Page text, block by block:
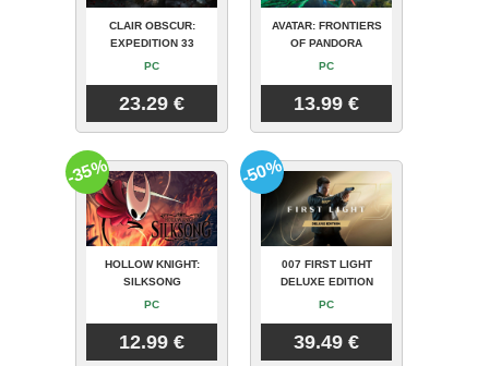
CLAIR OBSCUR:
EXPEDITION 33
PC
23.29 €
AVATAR: FRONTIERS
OF PANDORA
PC
13.99 €
HOLLOW KNIGHT:
SILKSONG
PC
12.99 €
-35%
007 FIRST LIGHT
DELUXE EDITION
PC
39.49 €
-50%